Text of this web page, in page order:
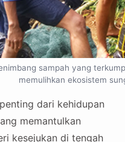
sampah yang
memulihkan ekosistem
dari kehidupan
memantulkan
kesejukan di tengah